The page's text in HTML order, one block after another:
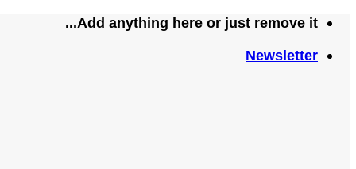
تخطيAdd anything here or just remove it...
Newsletter